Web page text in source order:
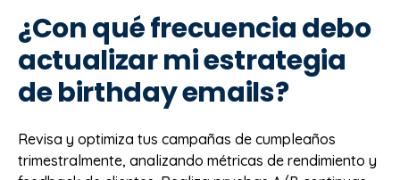
¿Con qué frecuencia debo
actualizar mi estrategia
de birthday emails?
Revisa y optimiza tus campañas de cumpleaños
trimestralmente, analizando métricas de rendimiento y